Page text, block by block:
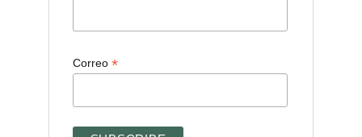
Correo *